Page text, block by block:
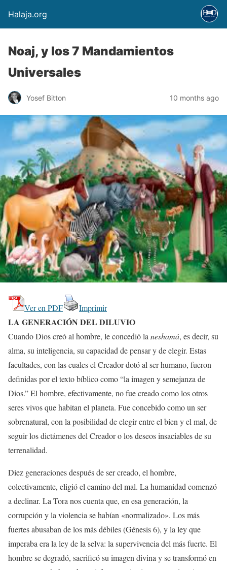
Halaja.org
Noaj, y los 7 Mandamientos
Universales
Yosef Bitton 10 months ago
Ver en PDF Imprimir
LA GENERACIÓN DEL DILUVIO
Cuando Dios creó al hombre, le concedió la neshamá, es decir, su
alma, su inteligencia, su capacidad de pensar y de elegir. Estas
facultades, con las cuales el Creador dotó al ser humano, fueron
definidas por el texto bíblico como “la imagen y semejanza de
Dios.” El hombre, efectivamente, no fue creado como los otros
seres vivos que habitan el planeta. Fue concebido como un ser
sobrenatural, con la posibilidad de elegir entre el bien y el mal, de
seguir los dictámenes del Creador o los deseos insaciables de su
terrenalidad.
Diez generaciones después de ser creado, el hombre,
colectivamente, eligió el camino del mal. La humanidad comenzó
a declinar. La Tora nos cuenta que, en esa generación, la
corrupción y la violencia se habían «normalizado». Los más
fuertes abusaban de los más débiles (Génesis 6), y la ley que
imperaba era la ley de la selva: la supervivencia del más fuerte. El
hombre se degradó, sacrificó su imagen divina y se transformó en